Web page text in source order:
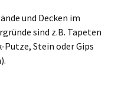
und Decken im
sind z.B. Tapeten
Putze, Stein oder Gips